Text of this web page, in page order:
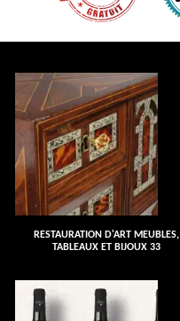
RESTAURATION D'ART MEUBLES,
TABLEAUX ET BIJOUX 33